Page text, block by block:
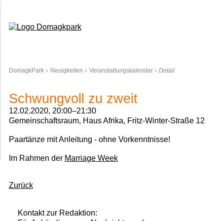
DomagkPark Neuigkeiten Veranstaltungskalender Detail
Schwungvoll zu zweit
12.02.2020, 20:00–21:30
Gemeinschaftsraum, Haus Afrika, Fritz-Winter-Straße 12
Paartänze mit Anleitung - ohne Vorkenntnisse!
Im Rahmen der Marriage Week
Zurück
Kontakt zur Redaktion: